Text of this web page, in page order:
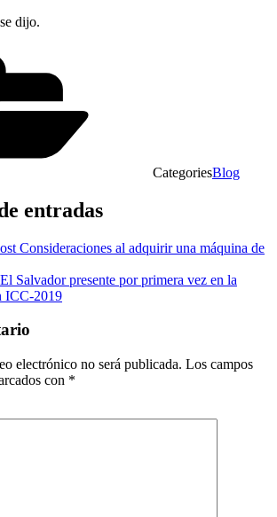
dijo.
CategoriesBlog
entradas
Consideraciones al adquirir una máquina de
El Salvador presente por primera vez en la
ICC-2019
electrónico no será publicada. Los campos
con *